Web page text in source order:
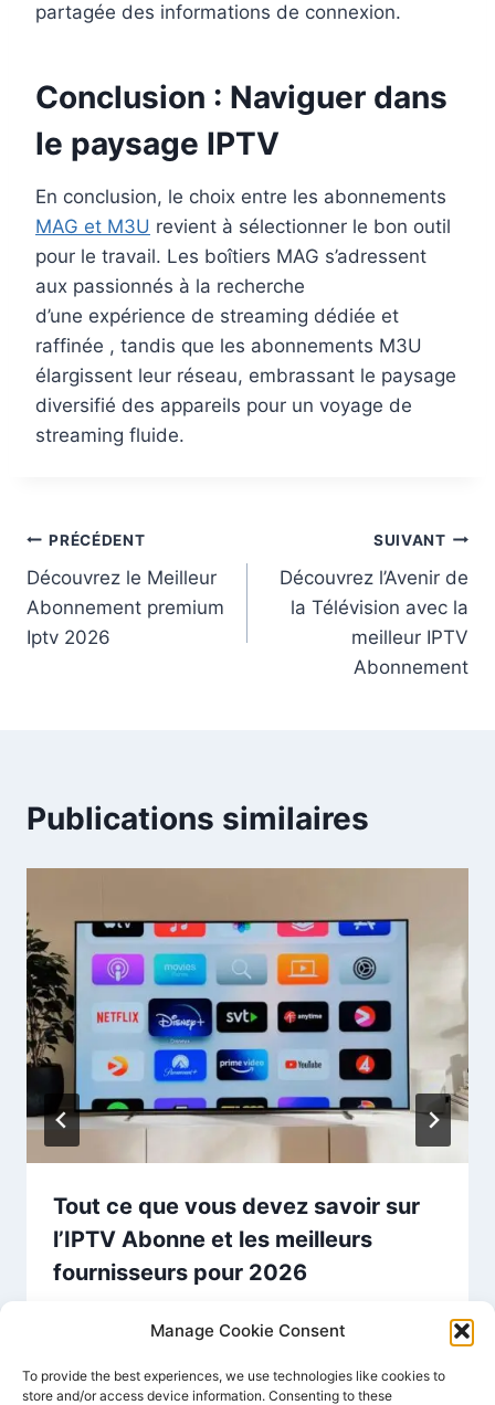
Manage Cookie Consent
To provide the best experiences, we use technologies like cookies to
store and/or access device information. Consenting to these
partagée des informations de connexion.
Conclusion : Naviguer dans
le paysage IPTV
En conclusion, le choix entre les abonnements
MAG et M3U revient à sélectionner le bon outil
pour le travail. Les boîtiers MAG s’adressent
aux passionnés à la recherche
d’une expérience de streaming dédiée et
raffinée , tandis que les abonnements M3U
élargissent leur réseau, embrassant le paysage
diversifié des appareils pour un voyage de
streaming fluide.
PRÉCÉDENT
Découvrez le Meilleur
Abonnement premium
Iptv 2026
SUIVANT
Découvrez l’Avenir de
la Télévision avec la
meilleur IPTV
Abonnement
Publications similaires
Tout ce que vous devez savoir sur
l’IPTV Abonne et les meilleurs
fournisseurs pour 2026